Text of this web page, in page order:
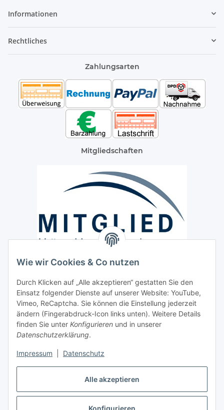
Alle akzeptieren
Wie wir Cookies & Co nutzen
Durch Klicken auf „Alle akzeptieren“ gestatten Sie den
Einsatz folgender Dienste auf unserer Website: YouTube,
Vimeo, ReCaptcha. Sie können die Einstellung jederzeit
ändern (Fingerabdruck-Icon links unten). Weitere Details
finden Sie unter Konfigurieren und in unserer
Datenschutzerklärung.
Impressum Datenschutz
Informationen
Rechtliches
Zahlungsarten
Mitgliedschaften
Paketdienst und Spedition
Regionaler Lieferservice im Umkreis von ca. 60 Km
Sicherheit